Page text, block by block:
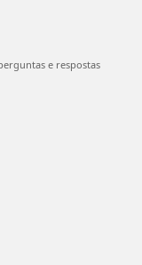
e respostas